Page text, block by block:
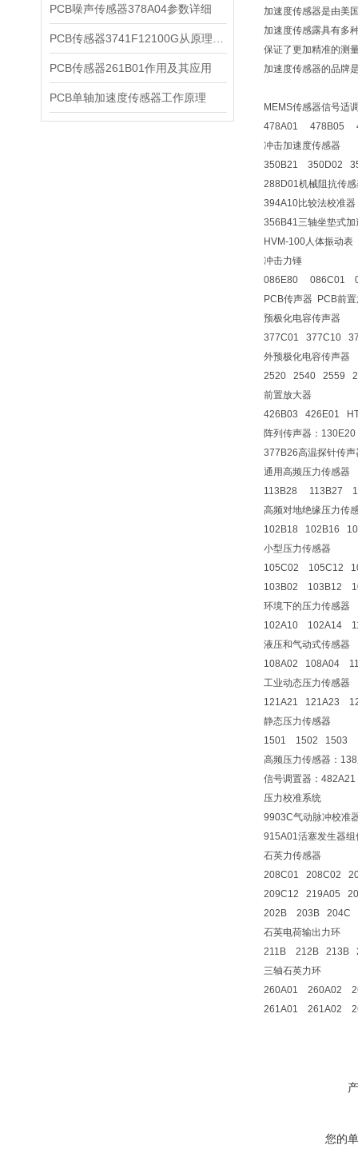
PCB噪声传感器378A04参数详细
PCB传感器261B01作用及其应用
PCB单轴加速度传感器工作原理
加速度传感器是由美
加速度传感露具有多
保证了更加精准的测
加速度传感器的品牌
MEMS传感器信号适
478A01 478B05
冲击加速度传感器
350B21 350D02
288D01机械阻抗传
394A10比较法校准器
356B41三轴坐垫式加
HVM-100人体振动表
冲击力锤
086E80 086C01
PCB传声器 PCB前
预极化电容传声器
377C01 377C10
外预极化电容传声器
2520 2540 2559
前置放大器
426B03 426E01
阵列传声器：
377B26高温探针传
通用高频压力传感器
113B28 113B27
高频对地绝缘压力传
102B18 102B16
小型压力传感器
105C02 105C12
103B02 103B12
环境下的压力传感器
102A10 102A14
液压和气动式传感器
108A02 108A04
工业动态压力传感器
121A21 121A23
静态压力传感器
1501 1502 1503
高频压力传感器：
信号调置器：
压力校准系统
9903C气动脉冲校准
915A01活塞发生器
石英力传感器
208C01 208C02
209C12 219A05
202B 203B 204C
石英电荷输出力环
211B 212B 213B
三轴石英力环
260A01 260A02
261A01 261A02
您的